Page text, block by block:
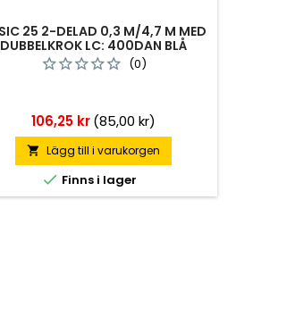
25 2-DELAD 0,3 M/4,7 M MED
DUBBELKROK LC: 400DAN BLÅ
(0)
Pris
106,25 kr(85,00 kr)
 Lägg till i varukorgen
 Finns i lager